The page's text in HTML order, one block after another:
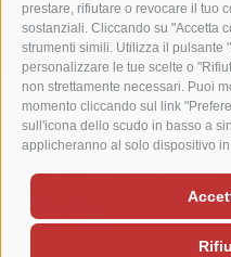
prestare, rifiutare o revocare il tuo
sostanziali. Cliccando su "Accetta
strumenti simili. Utilizza il pulsante
personalizzare le tue scelte o
non strettamente necessari. Puoi
momento cliccando sul link
sull'icona dello scudo in basso a
applicheranno al solo dispositivo